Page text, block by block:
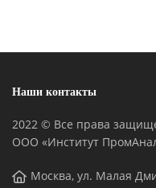
Наши контакты
2022 © Все права
ООО «Институт
Москва, ул. Малая